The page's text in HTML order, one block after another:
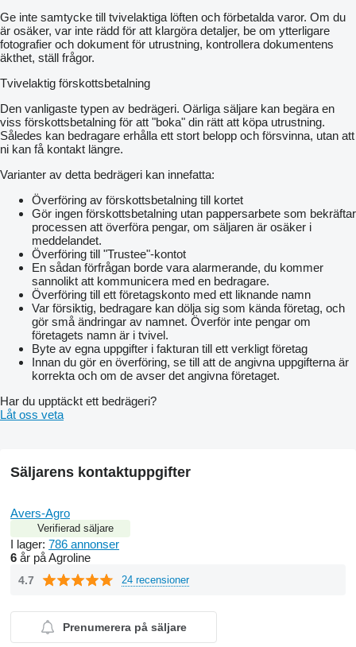
Ge inte samtycke till tvivelaktiga löften och förbetalda varor. Om du
är osäker, var inte rädd för att klargöra detaljer, be om ytterligare
fotografier och dokument för utrustning, kontrollera dokumentens
äkthet, ställ frågor.
Tvivelaktig förskottsbetalning
Den vanligaste typen av bedrägeri. Oärliga säljare kan begära en
viss förskottsbetalning för att "boka" din rätt att köpa utrustning.
Således kan bedragare erhålla ett stort belopp och försvinna, utan att
ni kan få kontakt längre.
Varianter av detta bedrägeri kan innefatta:
Överföring av förskottsbetalning till kortet
Gör ingen förskottsbetalning utan pappersarbete som bekräftar
processen att överföra pengar, om säljaren är osäker i
meddelandet.
Överföring till "Trustee"-kontot
En sådan förfrågan borde vara alarmerande, du kommer
sannolikt att kommunicera med en bedragare.
Överföring till ett företagskonto med ett liknande namn
Var försiktig, bedragare kan dölja sig som kända företag, och
gör små ändringar av namnet. Överför inte pengar om
företagets namn är i tvivel.
Byte av egna uppgifter i fakturan till ett verkligt företag
Innan du gör en överföring, se till att de angivna uppgifterna är
korrekta och om de avser det angivna företaget.
Har du upptäckt ett bedrägeri?
Låt oss veta
Säljarens kontaktuppgifter
Avers-Agro
Verifierad säljare
I lager: 786 annonser
6 år på Agroline
4.7 24 recensioner
Prenumerera på säljare